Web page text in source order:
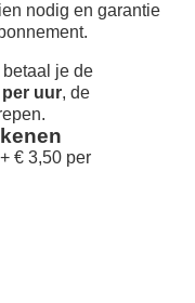
nodig en garantie
je de
per uur, de
€ 3,50 per